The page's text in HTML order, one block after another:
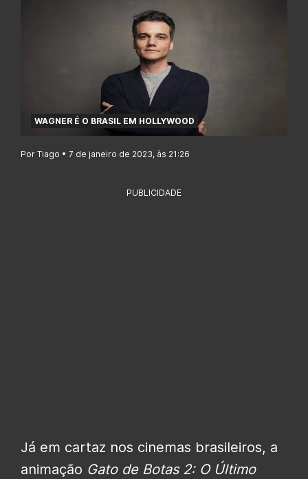
WAGNER É O BRASIL EM HOLLYWOOD
Por Tiago • 7 de janeiro de 2023, às 21:26
PUBLICIDADE
Já em cartaz nos cinemas brasileiros, a
animação Gato de Botas 2: O Último